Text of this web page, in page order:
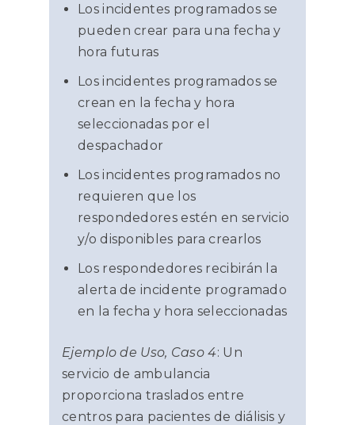
Los incidentes programados se
pueden crear para una fecha y
hora futuras
Los incidentes programados se
crean en la fecha y hora
seleccionadas por el
despachador
Los incidentes programados no
requieren que los
respondedores estén en servicio
y/o disponibles para crearlos
Los respondedores recibirán la
alerta de incidente programado
en la fecha y hora seleccionadas
Ejemplo de Uso, Caso 4: Un
servicio de ambulancia
proporciona traslados entre
centros para pacientes de diálisis y